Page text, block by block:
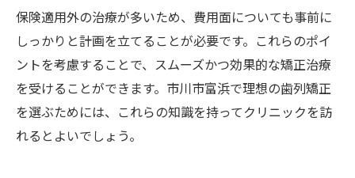
保険適用外の治療が多いため、費用面についても事前に
しっかりと計画を立てることが必要です。これらのポイ
ントを考慮することで、スムーズかつ効果的な矯正治療
を受けることができます。市川市富浜で理想の歯列矯正
を選ぶためには、これらの知識を持ってクリニックを訪
れるとよいでしょう。